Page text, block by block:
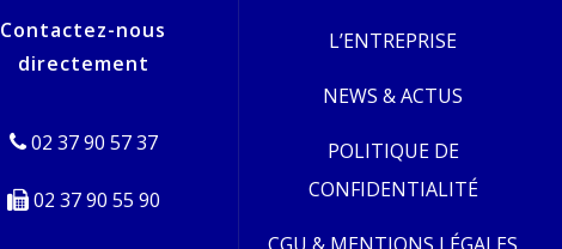
Contactez-nous
directement
02 37 90 57 37
02 37 90 55 90
L’ENTREPRISE
NEWS & ACTUS
POLITIQUE DE
CONFIDENTIALITÉ